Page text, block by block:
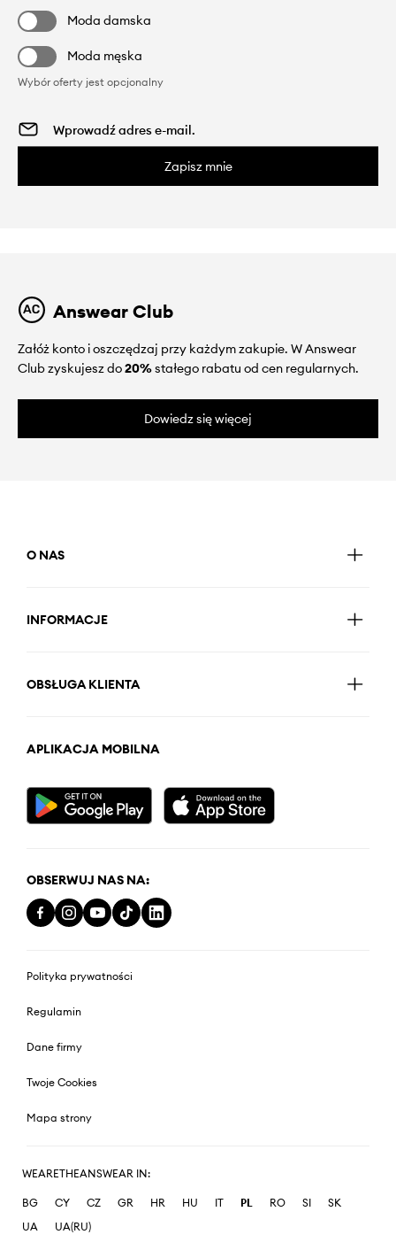
Moda damska
Moda męska
Wybór oferty jest opcjonalny
Zapisz mnie
Answear Club
Załóż konto i oszczędzaj przy każdym zakupie. W Answear
Club zyskujesz do20%stałego rabatu od cen regularnych.
Dowiedz się więcej
O NAS
INFORMACJE
OBSŁUGA KLIENTA
APLIKACJA MOBILNA
OBSERWUJ NAS NA:
Polityka prywatności
Regulamin
Dane firmy
Twoje Cookies
Mapa strony
WEARETHEANSWEAR IN:
BG CY CZ GR HR HU IT PL RO SI
SK
UA
UA(RU)